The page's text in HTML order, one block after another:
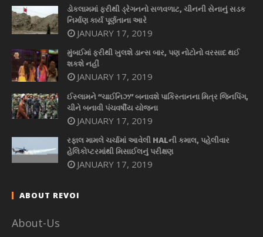
ડોકલામમાં ફરીથી ડ્રેગનનો સળવળાટ, ચીનની સેનાનું સડક
નિર્માણ કાર્ય પૂર્ણતાના આરે
JANUARY 17, 2019
મુંબઈમાં ફરીથી ખુલશે ડાન્સ બાર, પણ નોટોનો વરસાદ થઈ
શકશે નહીં
JANUARY 17, 2019
ઈસ્લામને “ચાઈનિઝ” બનાવશે પાકિસ્તાનના મિત્ર જિનપિંગ,
ચીને બનાવી પંચવર્ષીય યોજના
JANUARY 17, 2019
રફાલ મામલે ચર્ચામાં આવેલી HALની કમાલ, પહેલીવાર
હેલિકોપ્ટરમાંથી મિસાઈલનું પરીક્ષણ
JANUARY 17, 2019
ABOUT REVOI
About-Us